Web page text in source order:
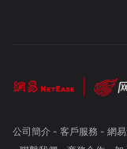
公司簡介- 客戶服務 - 網